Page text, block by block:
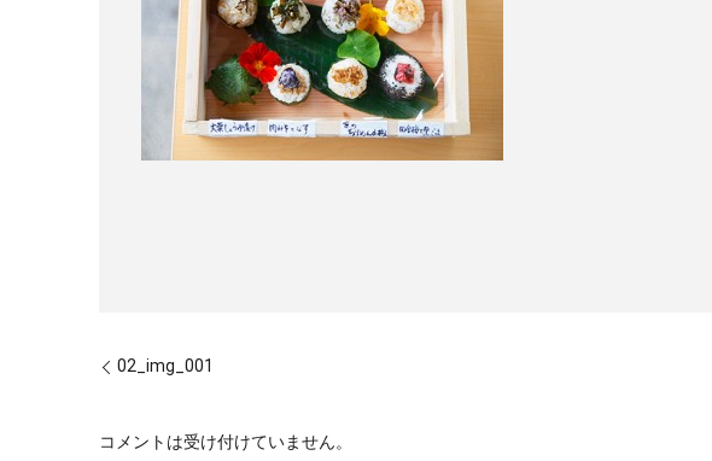
02_img_001
コメントは受け付けていません。